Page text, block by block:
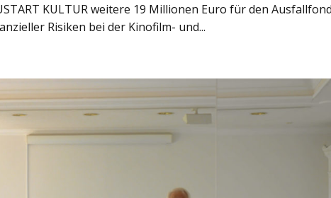
KULTUR weitere 19 Millionen Euro für den
Risiken bei der Kinofilm- und...